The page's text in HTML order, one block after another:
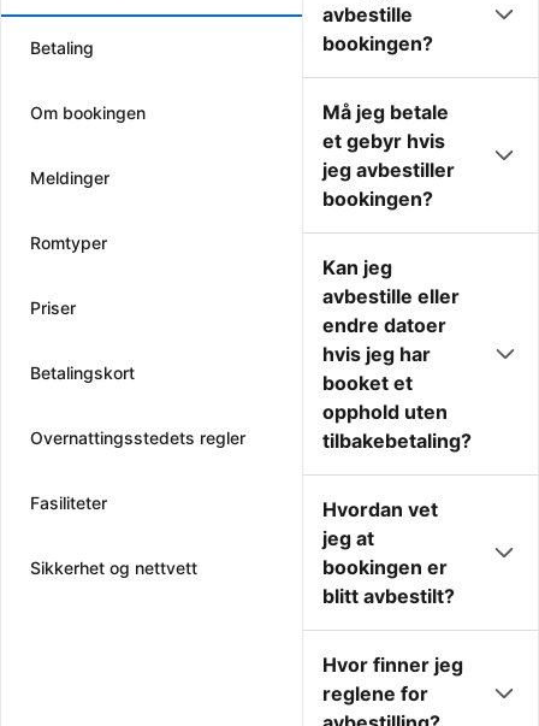
Betaling
Om bookingen
Meldinger
Romtyper
Priser
Betalingskort
Overnattingsstedets regler
Fasiliteter
Sikkerhet og nettvett
avbestille
bookingen?
Må jeg betale
et gebyr hvis
jeg avbestiller
bookingen?
Kan jeg
avbestille eller
endre datoer
hvis jeg har
booket et
opphold uten
tilbakebetaling?
Hvordan vet
jeg at
bookingen er
blitt avbestilt?
Hvor finner jeg
reglene for